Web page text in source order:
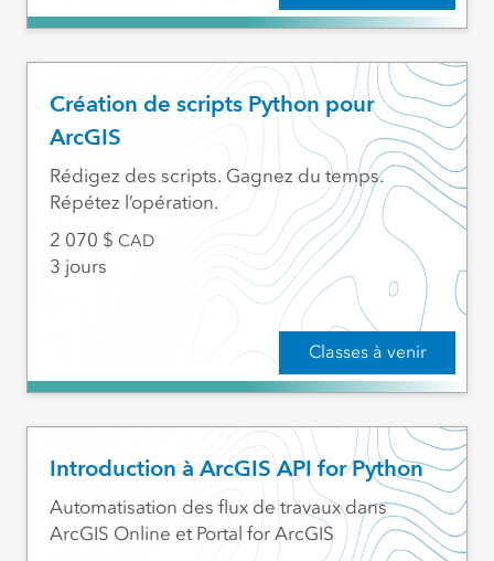
Création de scripts Python pour
ArcGIS
Classes à venir
Rédigez des scripts. Gagnez du temps.
Répétez l’opération.
2 070
CAD
3 jours
Introduction à ArcGIS API for Python
Automatisation des flux de travaux dans
ArcGIS Online et Portal for ArcGIS